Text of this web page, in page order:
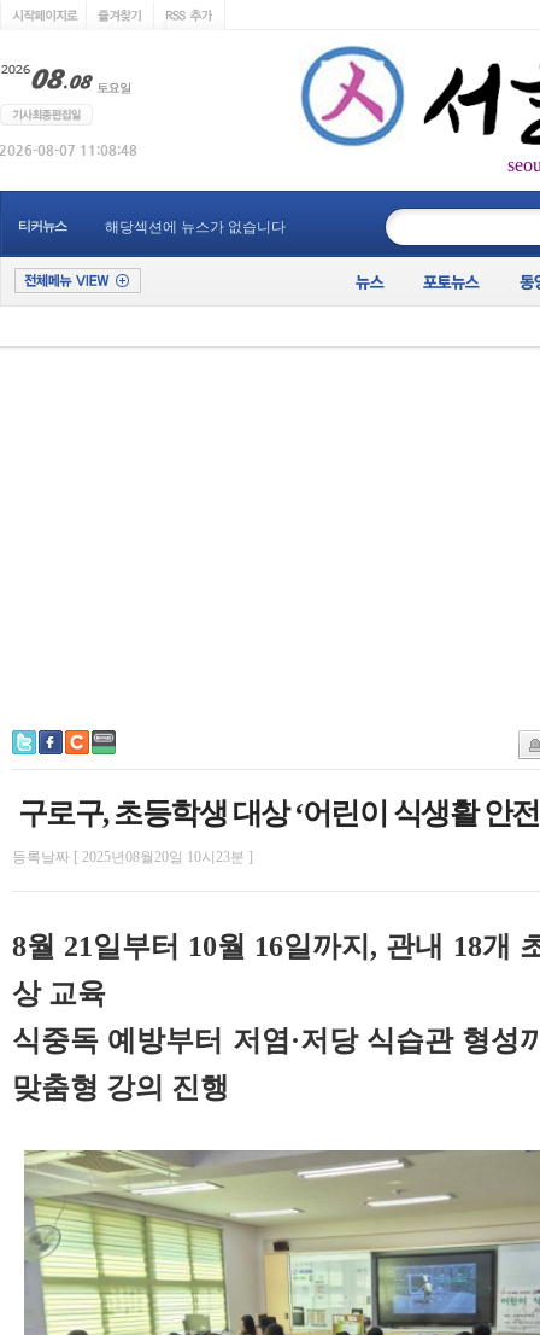
티커뉴스 해당섹션에 뉴스가 없습니다
구로구, 초등학생 대상 ‘어린이 식생활 안
등록날짜 [ 2025년08월20일 10시23분 ]
8월 21일부터 10월 16일까지, 관내 18개
상 교육
식중독 예방부터 저염·저당 식습관 형
맞춤형 강의 진행